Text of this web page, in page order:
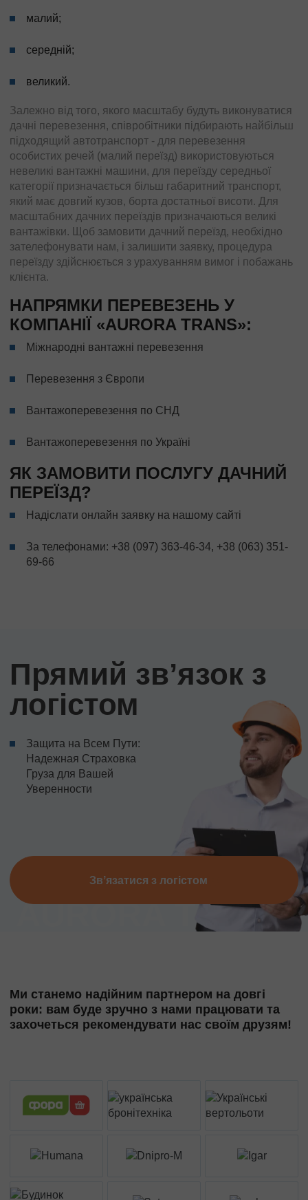
малий;
середній;
великий.
Залежно від того, якого масштабу будуть виконуватися
дачні перевезення, співробітники підбирають найбільш
підходящий автотранспорт - для перевезення
особистих речей (малий переїзд) використовуються
невеликі вантажні машини, для переїзду середньої
категорії призначається більш габаритний транспорт,
який має довгий кузов, борта достатньої висоти. Для
масштабних дачних переїздів призначаються великі
вантажівки. Щоб замовити дачний переїзд, необхідно
зателефонувати нам, і залишити заявку, процедура
переїзду здійснюється з урахуванням вимог і побажань
клієнта.
НАПРЯМКИ ПЕРЕВЕЗЕНЬ У
КОМПАНІЇ «AURORA TRANS»:
Міжнародні вантажні перевезення
Перевезення з Європи
Вантажоперевезення по СНД
Вантажоперевезення по Україні
ЯК ЗАМОВИТИ ПОСЛУГУ ДАЧНИЙ
ПЕРЕЇЗД?
Надіслати онлайн заявку на нашому сайті
За телефонами: +38 (097) 363-46-34, +38 (063) 351-
69-66
Прямий звʼязок з
логістом
Защита на Всем Пути:
Надежная Страховка
Груза для Вашей
Уверенности
Звʼязатися з логістом
Ми станемо надійним партнером на довгі
роки: вам буде зручно з нами працювати та
захочеться рекомендувати нас своїм друзям!